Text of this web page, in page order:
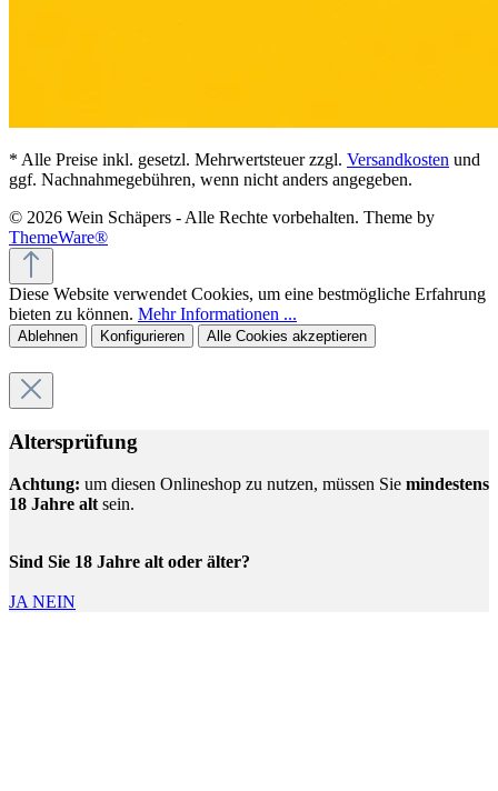
* Alle Preise inkl. gesetzl. Mehrwertsteuer zzgl. Versandkosten und
ggf. Nachnahmegebühren, wenn nicht anders angegeben.
© 2026 Wein Schäpers - Alle Rechte vorbehalten. Theme by
ThemeWare®
Diese Website verwendet Cookies, um eine bestmögliche Erfahrung
bieten zu können. Mehr Informationen ...
Ablehnen Konfigurieren Alle Cookies akzeptieren
Altersprüfung
Achtung: um diesen Onlineshop zu nutzen, müssen Sie mindestens
18 Jahre alt sein.
Sind Sie 18 Jahre alt oder älter?
JA NEIN